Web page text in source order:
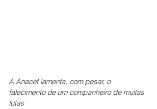
A Anacef lamenta, com pesar, o
falecimento de um companheiro de muitas
lutas